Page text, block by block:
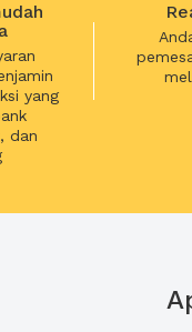
yang
dan